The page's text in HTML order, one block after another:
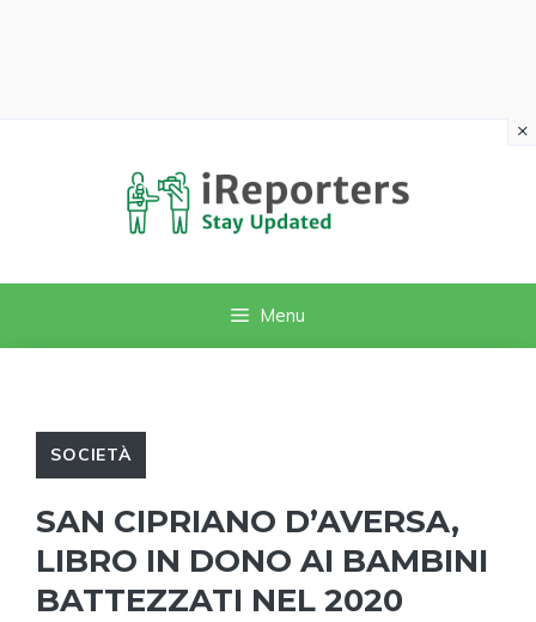
Menu
SOCIETÀ
SAN CIPRIANO D’AVERSA,
LIBRO IN DONO AI BAMBINI
BATTEZZATI NEL 2020
×